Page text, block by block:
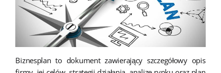
Biznesplan to dokument zawierający szczegółowy opis